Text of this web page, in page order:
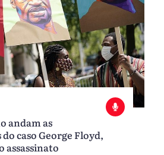
andam as
caso George Floyd,
assassinato